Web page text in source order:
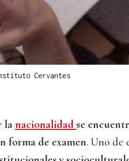
Cervantes
lanacionalidad se
forma de examen. Uno de